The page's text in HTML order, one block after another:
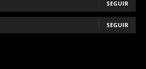
SEGUIR
SEGUIR